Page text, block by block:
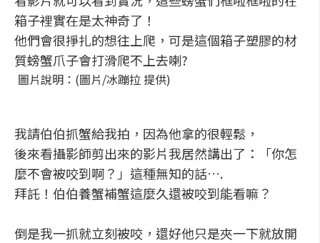
箱子裡實在是太神奇了！
他們會很掙扎的想往上爬，可是這個箱子塑膠的材
質螃蟹爪子會打滑爬不上去喇?
圖片說明：(圖片/冰蹦拉 提供)
我請伯伯抓蟹給我拍，因為他拿的很輕鬆，
後來看攝影師剪出來的影片我居然講出了：「你怎
麼不會被咬到啊？」這種無知的話….
拜託！伯伯養蟹補蟹這麼久還被咬到能看嘛？
倒是我一抓就立刻被咬，還好他只是夾一下就放開